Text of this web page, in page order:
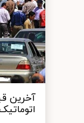
اتوماتیک ۵۰۰ میلیونی